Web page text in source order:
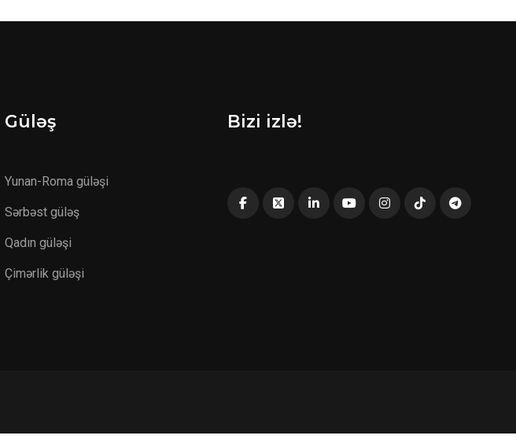
Güləş
Yunan-Roma güləşi
Sərbəst güləş
Qadın güləşi
Çimərlik güləşi
Bizi izlə!